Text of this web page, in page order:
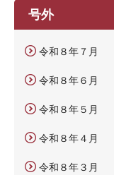
号外
令和８年７月
令和８年６月
令和８年５月
令和８年４月
令和８年３月